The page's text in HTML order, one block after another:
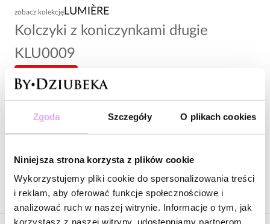
Zgoda Szczegóły O plikach cookies
Niniejsza strona korzysta z plików cookie
Wykorzystujemy pliki cookie do spersonalizowania treści
i reklam, aby oferować funkcje społecznościowe i
analizować ruch w naszej witrynie. Informacje o tym, jak
korzystasz z naszej witryny, udostępniamy partnerom
zobacz kolekcję LUMIÈRE
Kolczyki z koniczynkami długie
KLU0009
96,00 zł
Wysyłka w 1 dzień roboczy
Opis produktu
Surowiec: mosiądz.